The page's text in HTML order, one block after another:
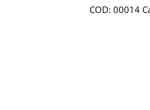
COD: 00014